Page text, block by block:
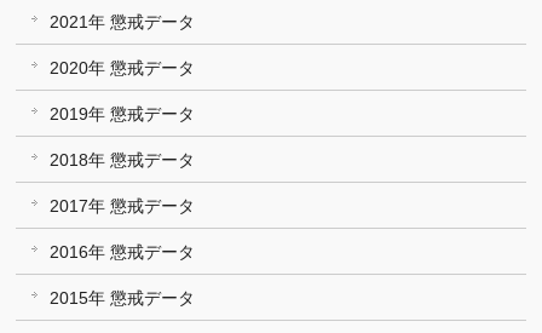
2021年 懲戒データ
2020年 懲戒データ
2019年 懲戒データ
2018年 懲戒データ
2017年 懲戒データ
2016年 懲戒データ
2015年 懲戒データ